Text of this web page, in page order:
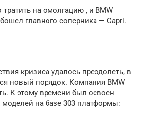
тратить на омолгацию , и BMW
главного соперника — Capri.
кризиса удалось преодолеть, в
новый порядок. Компания BMW
К этому времени был освоен
моделей на базе 303 платформы: